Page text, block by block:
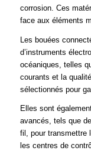
corrosion. Ces
face aux éléments
Les bouées
d’instruments
océaniques, telles
courants et la
sélectionnés pour
Elles sont
avancés, tels que
fil, pour transmettre
les centres de